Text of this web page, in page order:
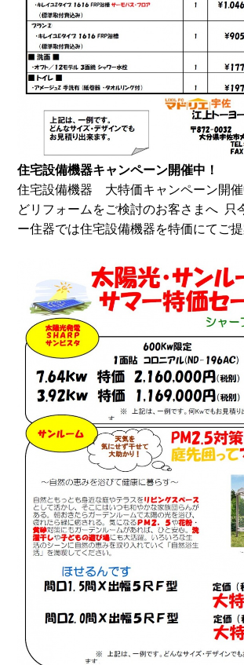
住宅設備機器キャンペーン開催中！
住宅設備機器 大特価キャンペーン開催
どリフォームをご検討のお客さまへ 只
ー住器では住宅設備機器を特価にてご